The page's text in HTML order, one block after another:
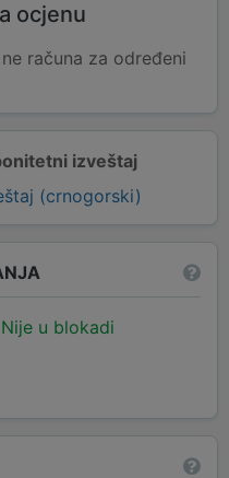
izveštaj
(crnogorski)
ocjenu
računa za određeni
Nije u blokadi